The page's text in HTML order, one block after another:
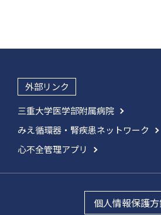
外部リンク
三重大学医学部附属病院
みえ循環器・腎疾患ネットワーク
心不全管理アプリ
個人情報保護